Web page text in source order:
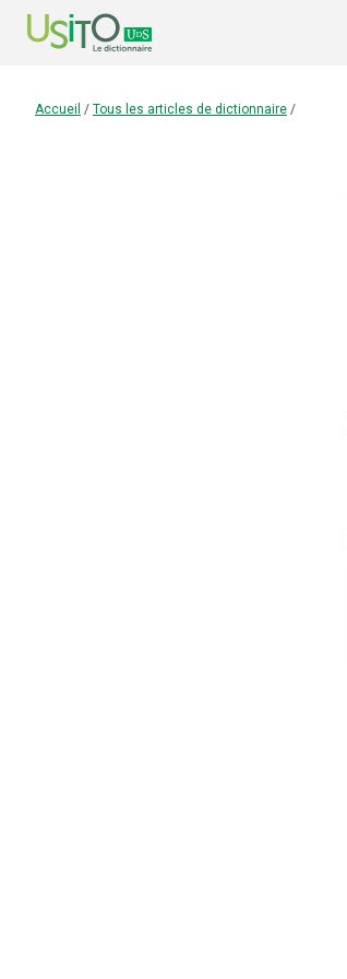
Accueil / Tous les articles de dictionnaire /